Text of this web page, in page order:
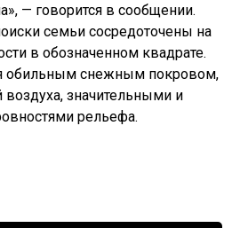
— говорится в сообщении.
семьи сосредоточены на
в обозначенном квадрате.
обильным снежным покровом,
воздуха, значительными и
рельефа.